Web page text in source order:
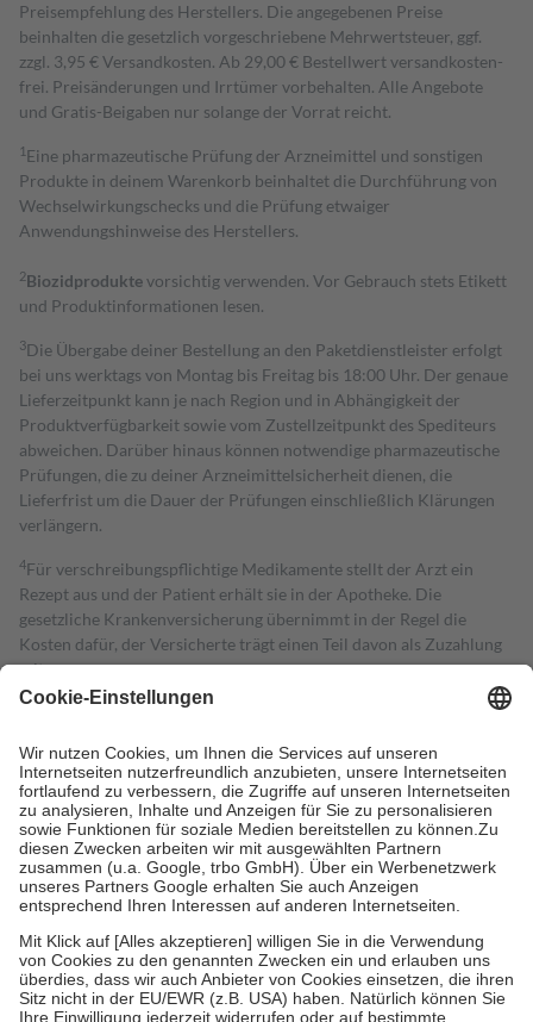
Preisempfehlung des Herstellers. Die angegebenen Preise
beinhalten die gesetzlich vorgeschriebene Mehrwertsteuer, ggf.
zzgl. 3,95 € Versandkosten. Ab 29,00 € Bestell­wert versand­kosten­
frei. Preisänderungen und Irrtümer vorbehalten. Alle Angebote
und Gratis-Beigaben nur solange der Vorrat reicht.
1 Eine pharmazeutische Prüfung der Arzneimittel und sonstigen
Produkte in deinem Warenkorb beinhaltet die Durchführung von
Wechselwirkungschecks und die Prüfung etwaiger
Anwendungshinweise des Herstellers.
2Biozidproduktevorsichtig verwenden. Vor Gebrauch stets Etikett
und Produktinformationen lesen.
3Die Übergabe deiner Bestellung an den Paketdienstleister erfolgt
bei uns werktags von Montag bis Freitag bis 18:00 Uhr. Der genaue
Lieferzeitpunkt kann je nach Region und in Abhängigkeit der
Produktverfügbarkeit sowie vom Zustellzeitpunkt des Spediteurs
abweichen. Darüber hinaus können notwendige pharmazeutische
Prüfungen, die zu deiner Arzneimittelsicherheit dienen, die
Lieferfrist um die Dauer der Prüfungen einschließlich Klärungen
verlängern.
4Für verschreibungspflichtige Medikamente stellt der Arzt ein
Rezept aus und der Patient erhält sie in der Apotheke. Die
gesetzliche Krankenversicherung übernimmt in der Regel die
Kosten dafür, der Versicherte trägt einen Teil davon als Zuzahlung
mit.
Grundsätzlich leisten Mitglieder Zuzahlungen in Höhe von zehn
höchstens zehn Euro.
Es sind jedoch nie mehr als die tatsächlichen
Kosten der Leistung zu entrichten.
Diese Regeln gelten grundsätzlich auch für Online-Apotheken.
Bei Heilmitteln und häuslicher Krankenpflege beträgt die
Zuzahlung zehn Prozent der Kosten sowie zehn Euro je
Verordnung.
Um das Engagement der Versicherten für ihre eigene Gesundheit zu
stärken und die besondere Stellung der Familie zu unterstützen,
fallenkeine Zuzahlungenan bei:
• Kindern und Jugendlichen bis zum vollendeten 18. Lebensjahr
mit Ausnahme der Fahrkosten